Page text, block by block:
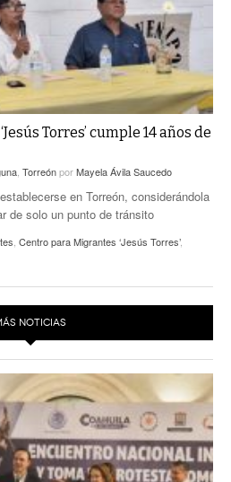
Torres’ cumple 14 años de
TorreónporMayela Ávila Saucedo
en Torreón, considerándola
de solo un punto de tránsito
Centro para Migrantes ‘Jesús Torres’,
NOTICIAS